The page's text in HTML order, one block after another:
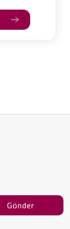
Gönder